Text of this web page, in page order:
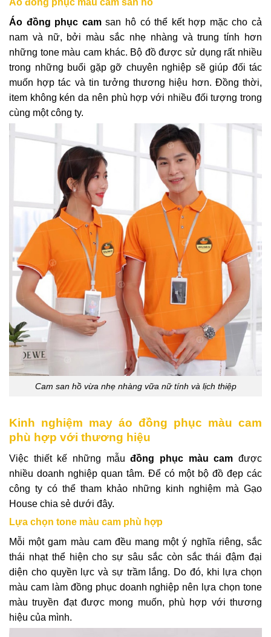
Áo đồng phục màu cam san hô
Áo đồng phục camsan hô có thể kết hợp mặc cho cả
nam và nữ, bởi màu sắc nhẹ nhàng và trung tính hơn
những tone màu cam khác. Bộ đồ được sử dụng rất nhiều
trong những buổi gặp gỡ chuyên nghiệp sẽ giúp đối tác
muốn hợp tác và tin tưởng thương hiệu hơn. Đồng thời,
item không kén da nên phù hợp với nhiều đối tượng trong
cùng một công ty.
Cam san hồ vừa nhẹ nhàng vữa nữ tính và lịch thiệp
Kinh nghiệm may áo đồng phục màu cam
phù hợp với thương hiệu
Việc thiết kế những mẫuđồng phục màu cam được
nhiều doanh nghiệp quan tâm. Để có một bộ đồ đẹp các
công ty có thể tham khảo những kinh nghiệm mà Gạo
House chia sẻ dưới đây.
Lựa chọn tone màu cam phù hợp
Mỗi một gam màu cam đều mang một ý nghĩa riêng, sắc
thái nhạt thể hiện cho sự sâu sắc còn sắc thái đậm đại
diện cho quyền lực và sự trầm lắng. Do đó, khi lựa chọn
màu cam làm đồng phục doanh nghiệp nên lựa chọn tone
màu truyền đạt được mong muốn, phù hợp với thương
hiệu của mình.